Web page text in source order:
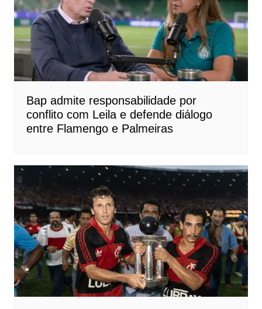
Bap admite responsabilidade por
conflito com Leila e defende diálogo
entre Flamengo e Palmeiras